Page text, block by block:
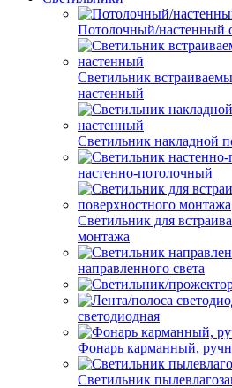
Потолочный/настенный
Светильник
настенный
Светильник накладной
настенно-потолочный
Светильник для
монтажа
направленного света
светодиодная
Фонарь карманный,
Светильник